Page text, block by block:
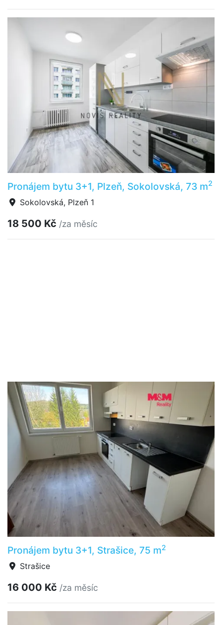
Pronájem bytu 3+1, Plzeň, Sokolovská, 73 m2
Sokolovská, Plzeň 1
18 500 Kč /za měsíc
Pronájem bytu 3+1, Strašice, 75 m2
Strašice
16 000 Kč /za měsíc